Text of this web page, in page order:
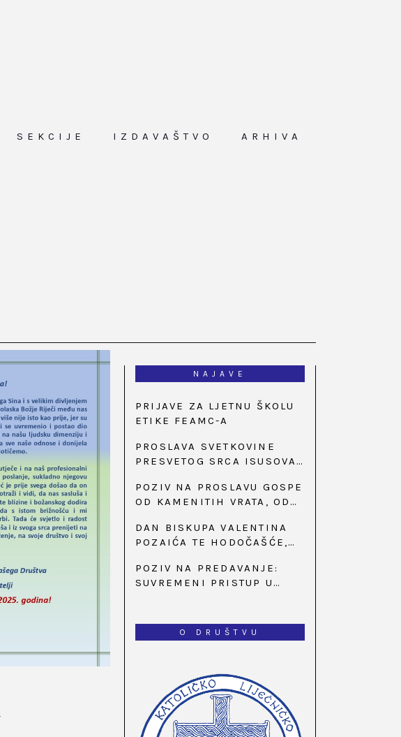
SEKCIJE IZDAVAŠTVO ARHIVA
NAJAVE
PRIJAVE ZA LJETNU ŠKOLU
ETIKE FEAMC-A
PROSLAVA SVETKOVINE
PRESVETOG SRCA ISUSOVA
PALMOTIĆEVOJ
POZIV NA PROSLAVU GOSPE
OD KAMENITIH VRATA, OD
DAN BISKUPA VALENTINA
POZAIĆA TE HODOČAŠĆE,
OBLJETNICA OSNIVANJA
HKLD-A, U MARIJI BISTRICI,
POZIV NA PREDAVANJE:
SUVREMENI PRISTUP U
O DRUŠTVU